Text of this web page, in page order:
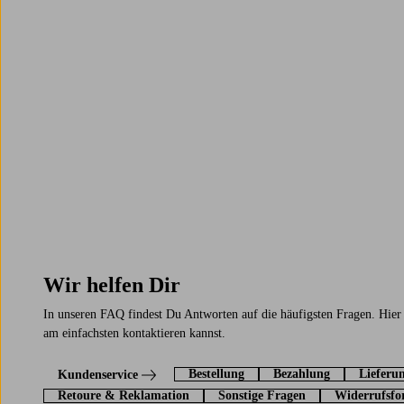
Wir helfen Dir
In unseren FAQ findest Du Antworten auf die häufigsten Fragen.
am einfachsten kontaktieren kannst.
Kundenservice Bestellung Bezahlung
Retoure & Reklamation
Sonstige Fragen